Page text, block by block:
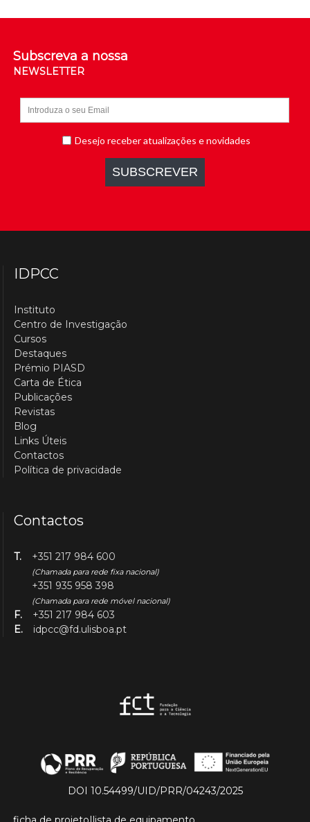
Subscreva a nossa
NEWSLETTER
IDPCC
Instituto
Centro de Investigação
Cursos
Destaques
Prémio PIASD
Carta de Ética
Publicações
Revistas
Blog
Links Úteis
Contactos
Política de privacidade
Contactos
T. +351 217 984 600
(Chamada para rede fixa nacional)
+351 935 958 398
(Chamada para rede móvel nacional)
F.
+351 217 984 603
E.
idpcc@fd.ulisboa.pt
DOI 10.54499/UID/PRR/04243/2025